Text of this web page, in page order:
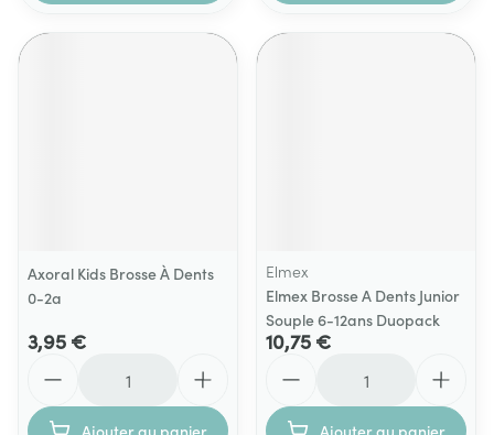
Axoral Kids Brosse À Dents
0-2a
3,95 €
Ajouter au panier
Elmex
Elmex Brosse A Dents Junior
Souple 6-12ans Duopack
10,75 €
Ajouter au panier